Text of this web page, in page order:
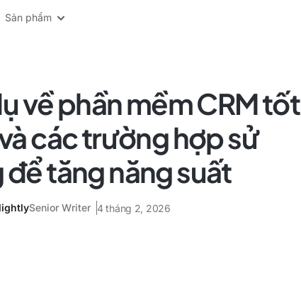
Sản phẩm
về phần mềm CRM tốt
các trường hợp sử
tăng năng suất
Senior Writer 4 tháng 2, 2026